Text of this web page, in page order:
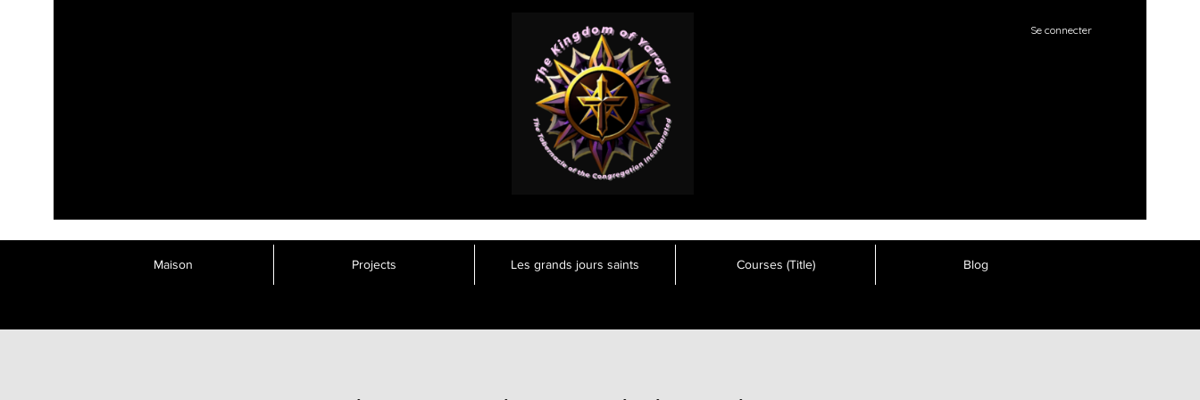
Se connecter
Maison Projects Les grands jours saints Courses (Title) Blog